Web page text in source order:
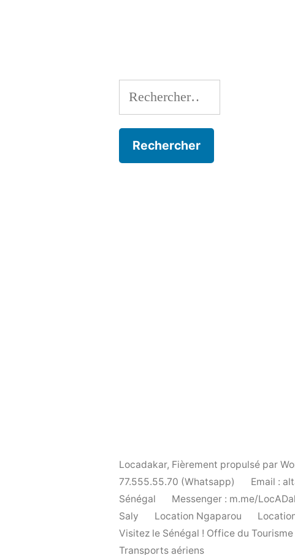
Rechercher :
Locadakar, Fièrement propulsé par
77.555.55.70 (Whatsapp)
Email :
Sénégal
Messenger : m.me/
Saly
Location Ngaparou
Visitez le Sénégal ! Office du
Transports aériens